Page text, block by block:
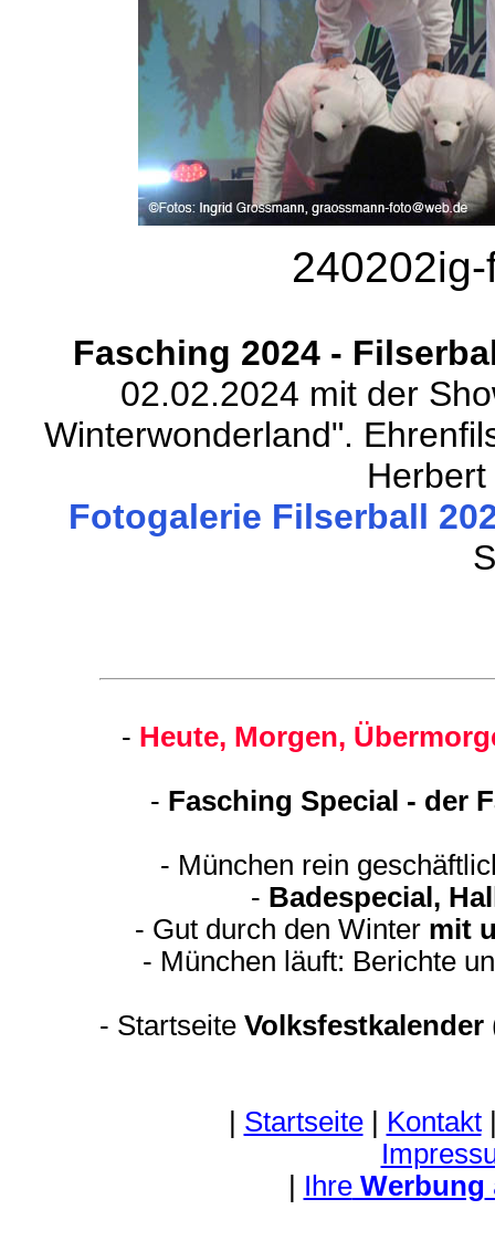
Fasching 2024 -
02.02.2024 mit der
Winterwonderland".
Fotogalerie Filserball
- Heute, Morgen,
- Fasching Special - der
- München rein
- Badespecial,
- Gut durch den Winter mit
- München läuft: Berichte
- Startseite Volksfestkalender
Startseite| Kontakt
IhreWerbung